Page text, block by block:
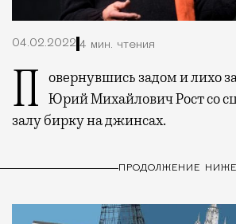
04.02.2022 4 мин. чтения
Повернувшись задом и лихо задрав кофту, Юрий Михайлович Рост со
залу бирку на джинсах.
ПРОДОЛЖЕНИЕ